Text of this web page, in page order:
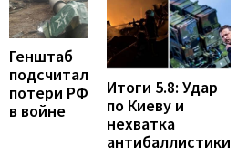
Генштаб
подсчитал
потери РФ
в войне
Итоги 5.8: Удар
по Киеву и
нехватка
антибаллистики